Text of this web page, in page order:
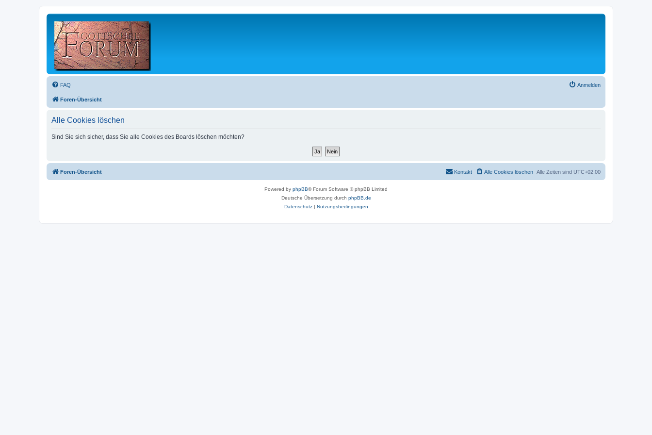
FAQ Anmelden
Foren-Übersicht
Alle Cookies löschen
Sind Sie sich sicher, dass Sie alle Cookies des Boards löschen möchten?
Foren-Übersicht Alle Zeiten sind UTC+02:00
Alle Cookies löschen
Kontakt
Powered by phpBB® Forum Software © phpBB Limited
Deutsche Übersetzung durch phpBB.de
Datenschutz| Nutzungsbedingungen